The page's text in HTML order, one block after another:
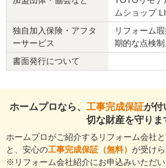
その他のお困り事等がございましたら、
いつでもお気軽にお声掛けください。
今後とも、何卒宜しくお願い申し上げま
建物のタイプ
： 戸建住宅
価格
： 1,343,000円
石狩市
築年数
： 21〜25年
： 2026年3月14日
『担当者の人柄・説明力』が良
ムショップ
独自加入保険・アフタ
ーサービス
リフォーム
期的な点検
書面発行について
ホームプロなら、 工事完成保証が付
切な財産を守りま
ホームプロがご紹介するリフォーム会社と
と、安心の工事完成保証（無料） が受けら
※リフォーム会社紹介にお申込みいただ